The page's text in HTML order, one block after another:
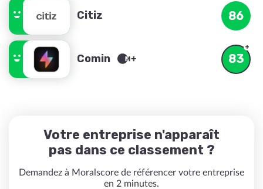
Citiz 86
Comin 83
Votre entreprise n'apparaît
pas dans ce classement ?
Demandez à Moralscore de référencer votre entreprise
en 2 minutes.